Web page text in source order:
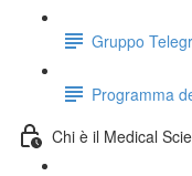
Gruppo
Programma
Chi è il Medical